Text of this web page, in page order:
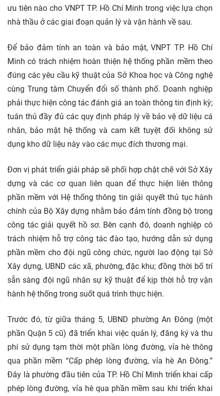
ưu tiên nào cho VNPT TP. Hồ Chí Minh trong việc lựa chọn
nhà thầu ở các giai đoạn quản lý và vận hành về sau.
Để bảo đảm tính an toàn và bảo mật, VNPT TP. Hồ Chí
Minh có trách nhiệm hoàn thiện hệ thống phần mềm theo
đúng các yêu cầu kỹ thuật của Sở Khoa học và Công nghệ
cùng Trung tâm Chuyển đổi số thành phố. Doanh nghiệp
phải thực hiện công tác đánh giá an toàn thông tin định kỳ;
tuân thủ đầy đủ các quy định pháp lý về bảo vệ dữ liệu cá
nhân, bảo mật hệ thống và cam kết tuyệt đối không sử
dụng kho dữ liệu này vào các mục đích thương mại.
Đơn vị phát triển giải pháp sẽ phối hợp chặt chẽ với Sở Xây
dựng và các cơ quan liên quan để thực hiện liên thông
phần mềm với Hệ thống thông tin giải quyết thủ tục hành
chính của Bộ Xây dựng nhằm bảo đảm tính đồng bộ trong
công tác giải quyết hồ sơ. Bên cạnh đó, doanh nghiệp có
trách nhiệm hỗ trợ công tác đào tạo, hướng dẫn sử dụng
phần mềm cho đội ngũ công chức, người lao động tại Sở
Xây dựng, UBND các xã, phường, đặc khu; đồng thời bố trí
sẵn sàng đội ngũ nhân sự kỹ thuật để kịp thời hỗ trợ vận
hành hệ thống trong suốt quá trình thực hiện.
Trước đó, từ giữa tháng 5, UBND phường An Đông (một
phần Quận 5 cũ) đã triển khai việc quản lý, đăng ký và thu
phí sử dụng tạm thời một phần lòng đường, vỉa hè thông
qua phần mềm “Cấp phép lòng đường, vỉa hè An Đông.”
Đây là phường đầu tiên của TP. Hồ Chí Minh triển khai cấp
phép lòng đường, vỉa hè qua phần mềm sau khi triển khai